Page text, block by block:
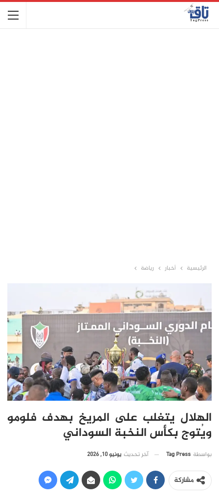
الرئيسية أخبار رياضة
الهلال يتغلب على المريخ بهدف فلومو
ويُتوج بكأس النخبة السوداني
بواسطة Tag Press آخر تحديث يونيو 10, 2026
مشاركة